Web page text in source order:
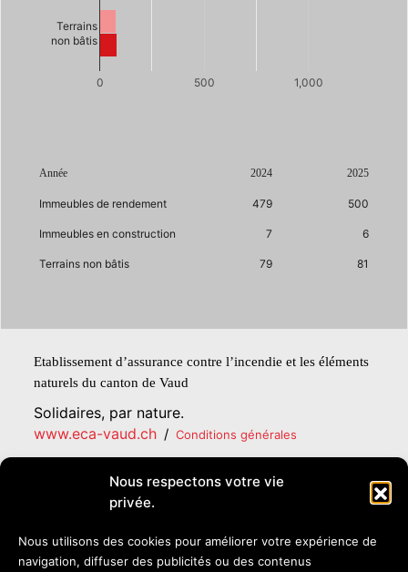
Nous respectons votre vie
privée.
Nous utilisons des cookies pour améliorer votre expérience de
navigation, diffuser des publicités ou des contenus
0 500 1,000
Terrains
non bâtis
Année 2024 2025
Immeubles de rendement 479 500
Immeubles en construction 7 6
Terrains non bâtis 79 81
Etablissement d’assurance contre l’incendie et les éléments
naturels du canton de Vaud
Solidaires, par nature.
www.eca-vaud.ch / Conditions générales
ECA, Lausanne
Glenn Michel, Sébastien Bovard, Sébastien Bovy,
SDIS Gros-de-Vaud, ECA Vaud